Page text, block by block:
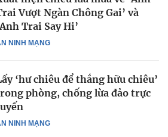
NINH MẠNG
Vượt Ngàn Chông Gai’ và
Trai Say Hi’
NINH MẠNG
‘hư chiêu để thắng hữu chiêu’
phòng, chống lừa đảo trực